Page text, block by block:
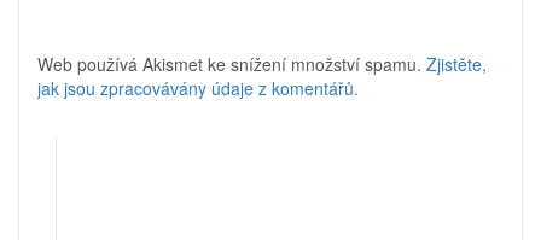
Web používá Akismet ke snížení množství spamu. Zjistěte,
jak jsou zpracovávány údaje z komentářů.